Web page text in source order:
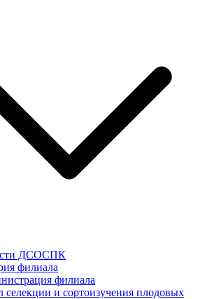
ДСОСПК
филиала
филиала
селекции и сортоизучения плодовых